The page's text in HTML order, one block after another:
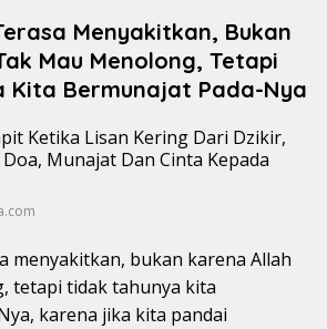
Menyakitkan, Bukan
Mau Menolong, Tetapi
Kita Bermunajat Pada-Nya
menyakitkan, bukan karena Allah
tetapi tidak tahunya kita
karena jika kita pandai